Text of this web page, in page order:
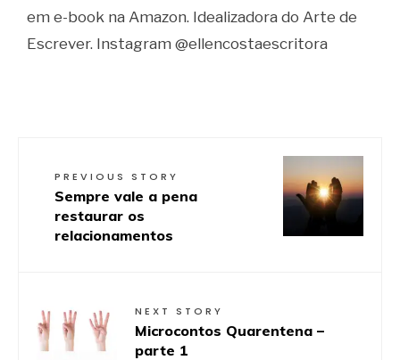
em e-book na Amazon. Idealizadora do Arte de
Escrever. Instagram @ellencostaescritora
PREVIOUS STORY
Sempre vale a pena
restaurar os
relacionamentos
NEXT STORY
Microcontos Quarentena –
parte 1